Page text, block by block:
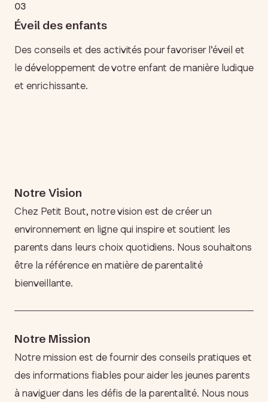
03
Éveil des enfants
Des conseils et des activités pour favoriser l’éveil et
le développement de votre enfant de manière ludique
et enrichissante.
Notre Vision
Chez Petit Bout, notre vision est de créer un
environnement en ligne qui inspire et soutient les
parents dans leurs choix quotidiens. Nous souhaitons
être la référence en matière de parentalité
bienveillante.
Notre Mission
Notre mission est de fournir des conseils pratiques et
des informations fiables pour aider les jeunes parents
à naviguer dans les défis de la parentalité. Nous nous